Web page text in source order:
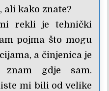
ali kako znate?
rekli je tehnički
pojma što mogu
a činjenica je
gdje sam.
mi bili od velike